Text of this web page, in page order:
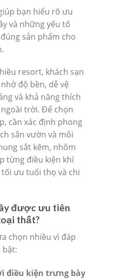
bạn hiểu rõ ưu
và những yếu tố
sản phẩm cho
resort, khách sạn
độ bền, dễ vệ
và khả năng thích
trời. Để chọn
cần xác định phong
sân vườn và môi
sắt kẽm, nhôm
từng điều kiện khí
ưu tuổi thọ và chi
được ưu tiên
thất?
chọn nhiều vì đáp
bật:
điều kiện trưng bày